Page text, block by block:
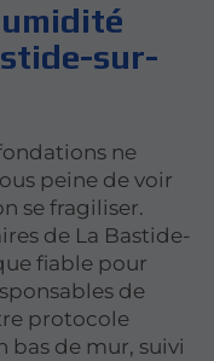
sur-
ne
peine de voir
se fragiliser.
de La Bastide-
fiable pour
de
protocole
bas de mur, suivi